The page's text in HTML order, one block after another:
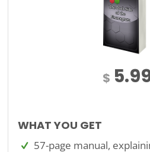
$
WHAT YOU GET
57-page manual,